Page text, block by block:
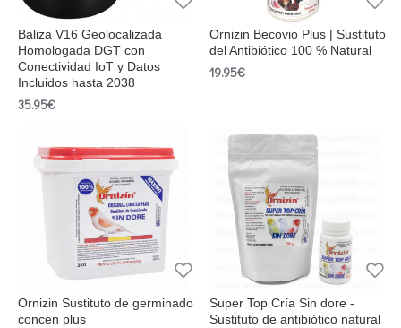
Baliza V16 Geolocalizada
Homologada DGT con
Conectividad IoT y Datos
Incluidos hasta 2038
35.95€
Ornizin Becovio Plus | Sustituto
del Antibiótico 100 % Natural
19.95€
Ornizin Sustituto de germinado
concen plus
Super Top Cría Sin dore -
Sustituto de antibiótico natural